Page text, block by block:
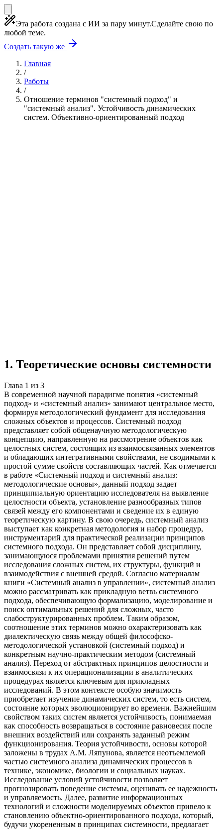
Эта работа создана с ИИ за пару минут.Сделайте свою по
любой теме.
Создать такую же
Главная
/
Работы
/
Отношение терминов "системный подход" и
"системный анализ". Устойчивость динамических
систем. Объективно-ориентированный подход
1. Теоретические основы системности
Глава 1 из 3
В современной научной парадигме понятия «системный
подход» и «системный анализ» занимают центральное место,
формируя методологический фундамент для исследования
сложных объектов и процессов. Системный подход
представляет собой общенаучную методологическую
концепцию, направленную на рассмотрение объектов как
целостных систем, состоящих из взаимосвязанных элементов
и обладающих интегративными свойствами, не сводимыми к
простой сумме свойств составляющих частей. Как отмечается
в работе «Системный подход и системный анализ:
методологические основы», данный подход задает
принципиальную ориентацию исследователя на выявление
целостности объекта, установление разнообразных типов
связей между его компонентами и сведение их в единую
теоретическую картину. В свою очередь, системный анализ
выступает как конкретная методология и набор процедур,
инструментарий для практической реализации принципов
системного подхода. Он представляет собой дисциплину,
занимающуюся проблемами принятия решений путем
исследования сложных систем, их структуры, функций и
взаимодействия с внешней средой. Согласно материалам
книги «Системный анализ в управлении», системный анализ
можно рассматривать как прикладную ветвь системного
подхода, обеспечивающую формализацию, моделирование и
поиск оптимальных решений для сложных, часто
слабоструктурированных проблем. Таким образом,
соотношение этих терминов можно охарактеризовать как
диалектическую связь между общей философско-
методологической установкой (системный подход) и
конкретным научно-практическим методом (системный
анализ). Переход от абстрактных принципов целостности и
взаимосвязи к их операционализации в аналитических
процедурах является ключевым для прикладных
исследований. В этом контексте особую значимость
приобретает изучение динамических систем, то есть систем,
состояние которых эволюционирует во времени. Важнейшим
свойством таких систем является устойчивость, понимаемая
как способность возвращаться в состояние равновесия после
внешних воздействий или сохранять заданный режим
функционирования. Теория устойчивости, основы которой
заложены в трудах А.М. Ляпунова, является неотъемлемой
частью системного анализа динамических процессов в
технике, экономике, биологии и социальных науках.
Исследование условий устойчивости позволяет
прогнозировать поведение системы, оценивать ее надежность
и управляемость. Далее, развитие информационных
технологий и сложности моделируемых объектов привело к
становлению объектно-ориентированного подхода, который,
будучи укорененным в принципах системности, предлагает